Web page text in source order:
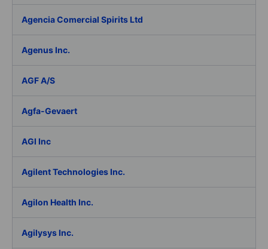
Agencia Comercial Spirits Ltd
Agenus Inc.
AGF A/S
Agfa-Gevaert
AGI Inc
Agilent Technologies Inc.
Agilon Health Inc.
Agilysys Inc.